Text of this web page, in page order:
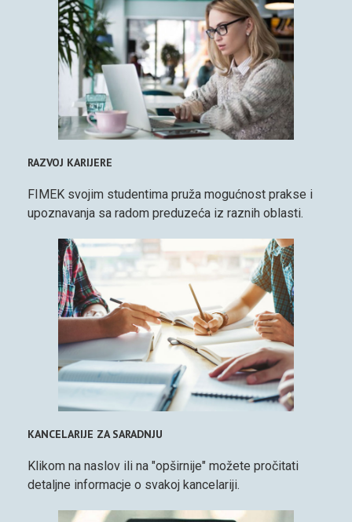
RAZVOJ KARIJERE
FIMEK svojim studentima pruža mogućnost prakse i
upoznavanja sa radom preduzeća iz raznih oblasti.
KANCELARIJE ZA SARADNJU
Klikom na naslov ili na "opširnije" možete pročitati
detaljne informacje o svakoj kancelariji.